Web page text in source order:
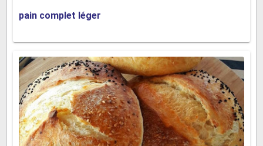
pain complet léger